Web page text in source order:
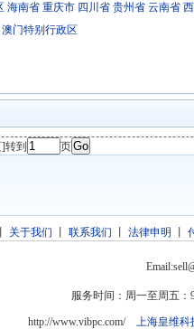
海南省 重庆市 四川省 贵州省 云南省
澳门特别行政区
转到 页
关于我们 联系我们 法律申明
服务时间：周一至周五：
http://www.vibpc.com/ 上海皇维科